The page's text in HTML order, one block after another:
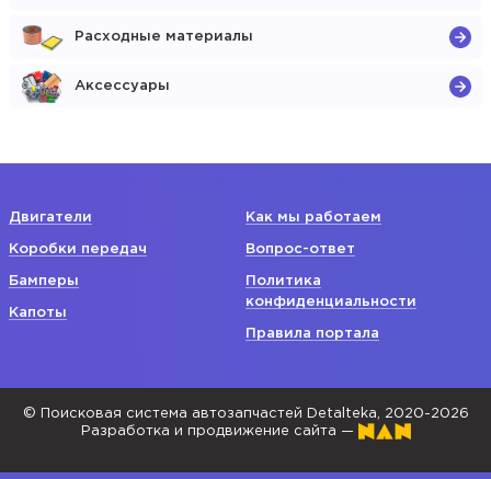
Расходные материалы
Аксессуары
Двигатели
Коробки передач
Бамперы
Капоты
Как мы работаем
Вопрос-ответ
Политика
конфиденциальности
Правила портала
© Поисковая система автозапчастей Detalteka, 2020-2026
Разработка и продвижение сайта —